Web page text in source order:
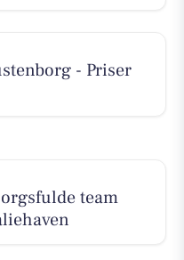
- Priser
team